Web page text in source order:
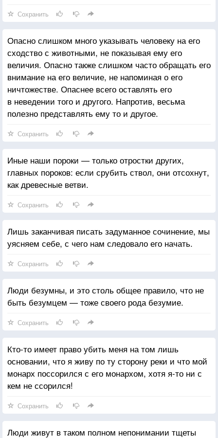
Сохранить
Опасно слишком много указывать человеку на его
сходство с животными, не показывая ему его
величия. Опасно также слишком часто обращать его
внимание на его величие, не напоминая о его
ничтожестве. Опаснее всего оставлять его
в неведении того и другого. Напротив, весьма
полезно представлять ему то и другое.
Сохранить
Иные наши пороки — только отростки других,
главных пороков: если срубить ствол, они отсохнут,
как древесные ветви.
Сохранить
Лишь заканчивая писать задуманное сочинение, мы
уясняем себе, с чего нам следовало его начать.
Сохранить
Люди безумны, и это столь общее правило, что не
быть безумцем — тоже своего рода безумие.
Сохранить
Кто-то имеет право убить меня на том лишь
основании, что я живу по ту сторону реки и что мой
монарх поссорился с его монархом, хотя я-то ни с
кем не ссорился!
Сохранить
Люди живут в таком полном непонимании тщеты